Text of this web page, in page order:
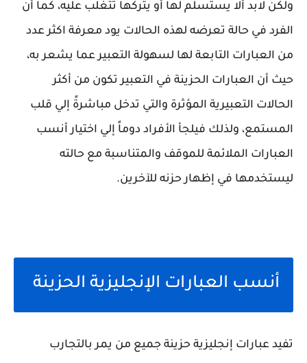
ولكن لابد ألا يستسلم لها أو يتركها تتغلب عليه، كما أن
الفرد في حالة تعرضه لهذه الحالات يود معرفة اكثر عدد
من العبارات التابعة لها لسهولة التعبير عما يشعر به،
حيث أن العبارات الحزينة في التعبير تكون من أكثر
الحالات التعبيرية المؤثرة والتي تدخل مباشرةً إلي قلب
المستمع، ولذلك فيلجأ الأفراد دوماً إلي اختيار أنسب
العبارات الملائمة للموقف والمتناسبة مع حالته
ليستخدمها في إظهار حزنه للآخرين.
أنسب العبارات الإنجليزية الحزينة
تفيد عبارات إنجليزية حزينة جميع من يمر بالتجارب